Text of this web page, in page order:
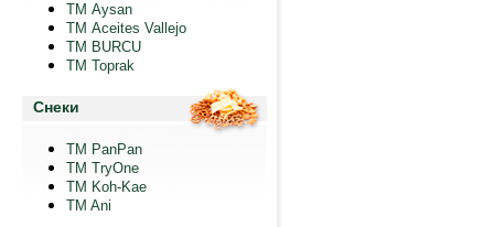
ТМ Aysan
ТМ Aceites Vallejo
TM BURCU
TM Toprak
Снеки
TM PanPan
ТМ TryOne
ТМ Koh-Kae
TM Ani